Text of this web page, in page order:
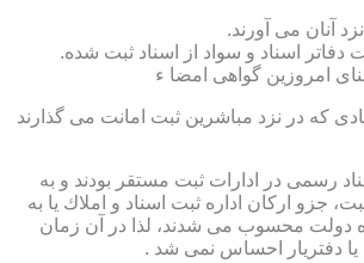
آنان می آورند.
اسناد و سواد از اسناد ثبت شده.
امروزین گواهی امضا ء
كه در نزد مباشرین ثبت امانت می گذارند
رسمی در ادارات ثبت مستقر بودند و به
جزو اركان اداره ثبت اسناد و املاك یا به
دولت محسوب می شدند، لذا در آن زمان
یا دفتریار احساس نمی شد .